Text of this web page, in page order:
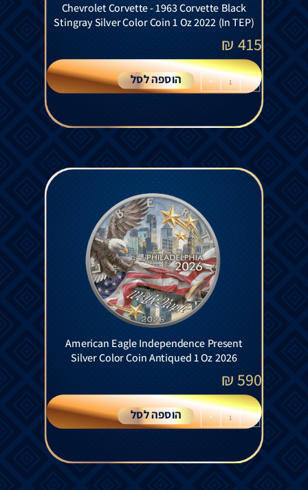
Chevrolet Corvette - 1963 Corvette Black
Stingray Silver Color Coin 1 Oz 2022 (In TEP)
415
₪
-
+ הוספה לסל
American Eagle Independence Present
Silver Color Coin Antiqued 1 Oz 2026
590
₪
-
+ הוספה לסל